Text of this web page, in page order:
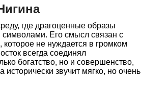
где драгоценные образы
символами. Его смысл связан с
не нуждается в громком
всегда соединял
богатство, но и совершенство,
звучит мягко, но очень